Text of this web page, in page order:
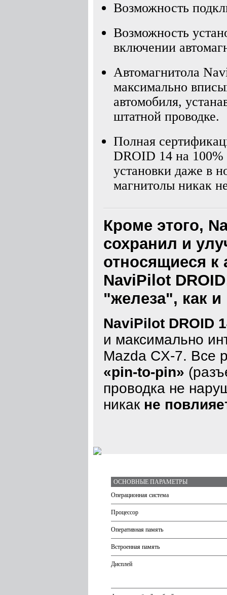
Возможность
Возможность
включении
Автомагнитола
максимально
автомобиля,
штатной проводке.
Полная
DROID 14 на 100%
установки даже в
магнитолы никак
Кроме этого,
сохранил и
относящиеся к
NaviPilot
"железа", как и
NaviPilot DROID
и максимально
Mazda CX-7. Все
«pin-to-pin»
проводка не
никак не
ОСНОВНЫЕ ПАРАМЕТРЫ
Операционная система
Процессор
Оперативная память
Встроенная память
Дисплей